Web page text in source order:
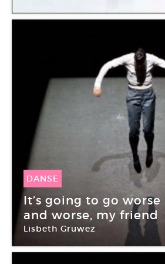
DANSE
10 Mar - 15 Mar 2015
It’s going to go
and worse, my friend
Lisbeth Gruwez